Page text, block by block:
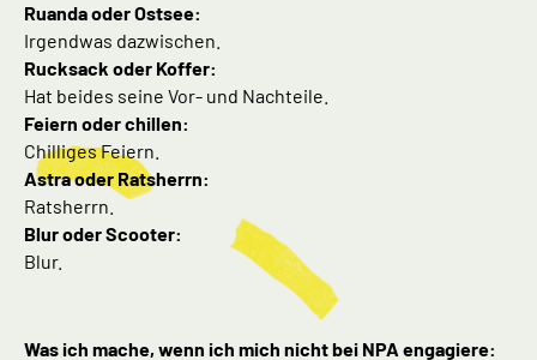
Ruanda oder Ostsee:
Irgendwas dazwischen.
Rucksack oder Koffer:
Hat beides seine Vor- und Nachteile.
Feiern oder chillen:
Chilliges Feiern.
Astra oder Ratsherrn:
Ratsherrn.
Blur oder Scooter:
Blur.
Was ich mache, wenn ich mich nicht bei NPA engagiere: